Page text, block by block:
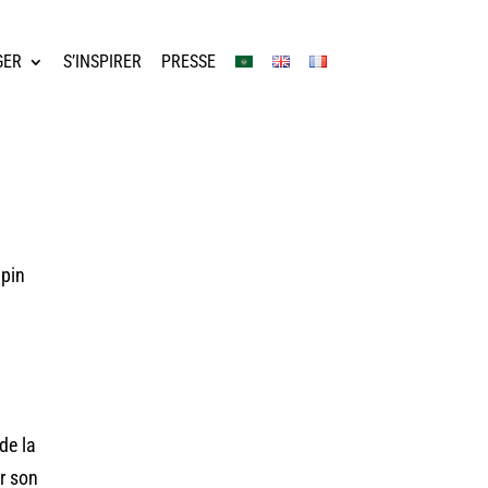
S’INSPIRER PRESSE
la
son